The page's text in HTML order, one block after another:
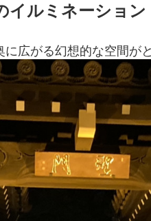
イルミネーション
に広がる幻想的な空間が